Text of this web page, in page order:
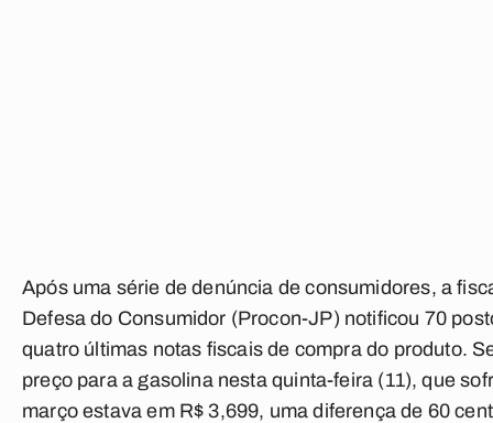
Após uma série de denúncia de consumidores, a
Defesa do Consumidor (Procon-JP) notificou 70
quatro últimas notas fiscais de compra do produto.
preço para a gasolina nesta quinta-feira (11), que
março estava em R$ 3,699, uma diferença de 60